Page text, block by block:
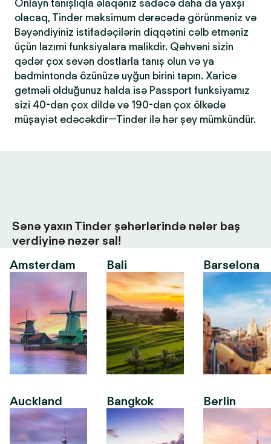
Onlayn tanışlıqla əlaqəniz sadəcə daha da yaxşı
olacaq, Tinder maksimum dərəcədə görünməniz və
Bəyəndiyiniz istifadəçilərin diqqətini cəlb etməniz
üçün lazımi funksiyalara malikdir. Qəhvəni sizin
qədər çox sevən dostlarla tanış olun və ya
badmintonda özünüzə uyğun birini tapın. Xaricə
getməli olduğunuz halda isə Passport funksiyamız
sizi 40-dan çox dildə və 190-dan çox ölkədə
müşayiət edəcəkdir—Tinder ilə hər şey mümkündür.
Sənə yaxın Tinder şəhərlərində nələr baş
verdiyinə nəzər sal!
Amsterdam
Auckland
Bali
Bangkok
Barselona
Berlin